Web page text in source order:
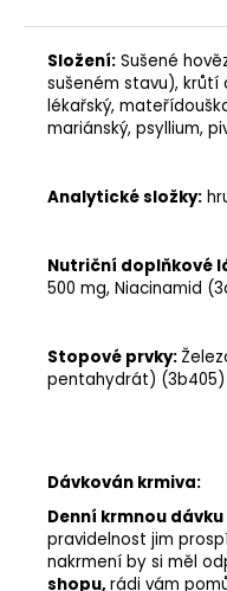
Složení: Sušené
sušeném stavu),
lékařský,
mariánský, psyllium,
Analytické složky:
Nutriční doplňkové
500 mg, Niacinamid
Stopové prvky:
pentahydrát) (3b405)
Dávkován krmiva:
Denní krmnou dávku
pravidelnost jim
nakrmení by si měl
shopu,rádi vám